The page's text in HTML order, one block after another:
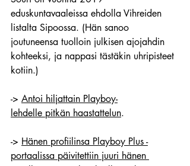
eduskuntavaaleissa ehdolla Vihreiden
listalta Sipoossa. (Hän sanoo
joutuneensa tuolloin julkisen ajojahdin
kohteeksi, ja nappasi tästäkin uhripisteet
kotiin.)
-> Antoi hiljattain Playboy-
lehdelle pitkän haastattelun.
-> Hänen profiilinsa Playboy Plus -
portaalissa päivitettiin juuri hänen